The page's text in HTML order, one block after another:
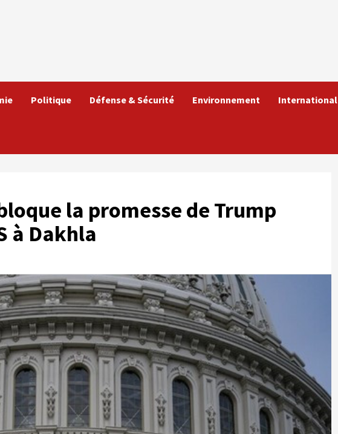
Politique Défense & Sécurité Environnement International
la promesse de Trump
à Dakhla